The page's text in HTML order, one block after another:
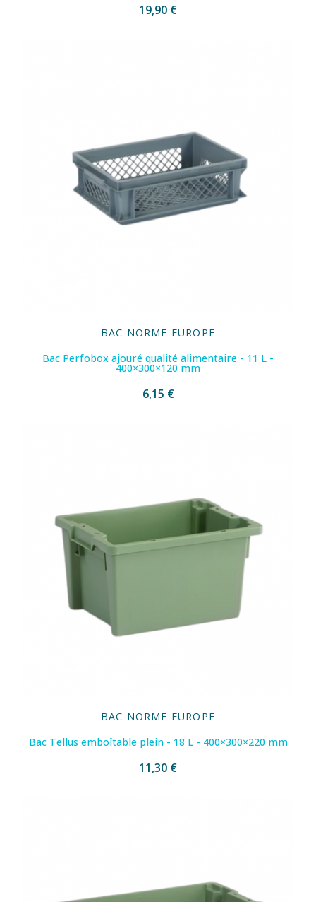
19,90 €
BAC NORME EUROPE
Bac Perfobox ajouré qualité alimentaire - 11 L -
400×300×120 mm
6,15 €
BAC NORME EUROPE
Bac Tellus emboîtable plein - 18 L - 400×300×220 mm
11,30 €